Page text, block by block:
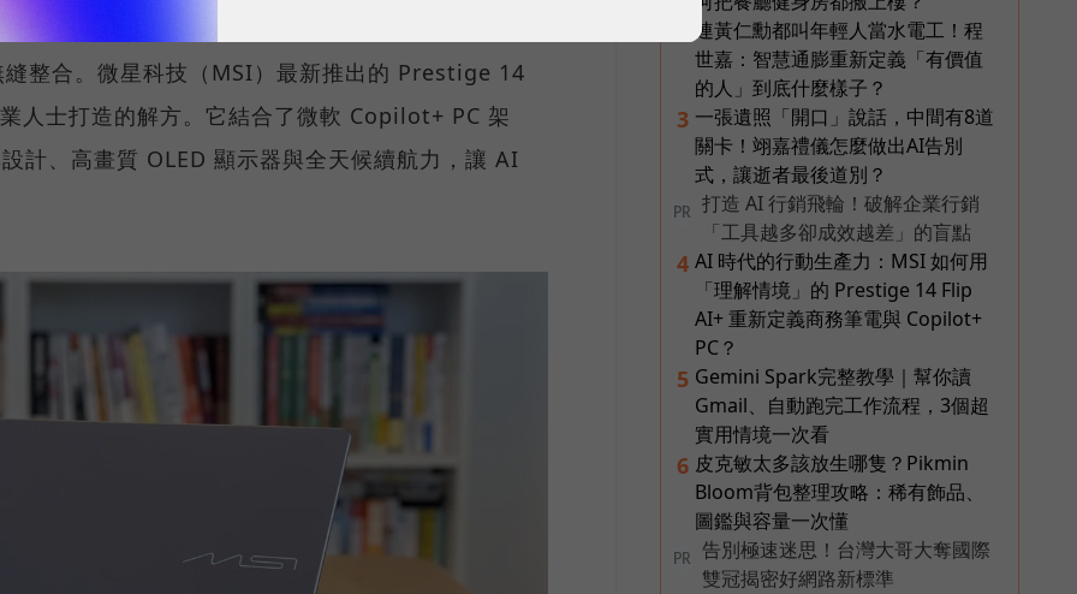
待，已從單純搭載最新處理器，擴展到如何將 AI
整合。微星科技（MSI）最新推出的 Prestige 14
人士打造的解方。它結合了微軟 Copilot+ PC 架
計、高畫質 OLED 顯示器與全天候續航力，讓 AI
連黃仁勳都叫年輕人當水電工！程
世嘉：智慧通膨重新定義「有價值
的人」到底什麼樣子？
3 一張遺照「開口」說話，中間有8道
關卡！翊嘉禮儀怎麼做出AI告別
式，讓逝者最後道別？
PR
打造 AI 行銷飛輪！破解企業行銷
「工具越多卻成效越差」的盲點
4 AI 時代的行動生產力：MSI 如何用
「理解情境」的 Prestige 14 Flip
AI+ 重新定義商務筆電與 Copilot+
PC？
5 Gemini Spark完整教學｜幫你讀
Gmail、自動跑完工作流程，3個超
實用情境一次看
6 皮克敏太多該放生哪隻？Pikmin
Bloom背包整理攻略：稀有飾品、
圖鑑與容量一次懂
PR
告別極速迷思！台灣大哥大奪國際
雙冠揭密好網路新標準